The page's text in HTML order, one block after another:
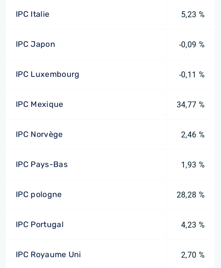
IPC Italie 5,23 %
IPC Japon -0,09 %
IPC Luxembourg -0,11 %
IPC Mexique 34,77 %
IPC Norvège 2,46 %
IPC Pays-Bas 1,93 %
IPC pologne 28,28 %
IPC Portugal 4,23 %
IPC Royaume Uni 2,70 %